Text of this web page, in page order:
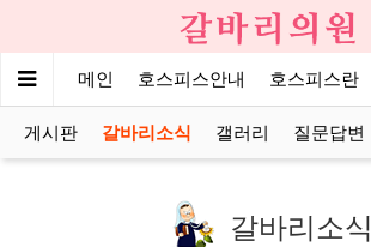
메인 호스피스안내 호스피스란
게시판 갈바리소식 갤러리 질문답변
갈바리소식